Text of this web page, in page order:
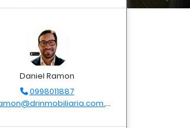
Daniel Ramon
0998011887